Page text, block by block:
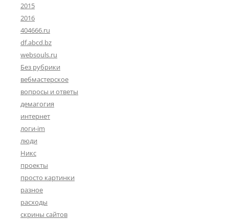
2015
2016
404666.ru
df.abcd.bz
websouls.ru
Без рубрики
вебмастерское
вопросы и ответы
демагогия
интернет
логи-im
люди
Никс
проекты
просто картинки
разное
расходы
скрины сайтов